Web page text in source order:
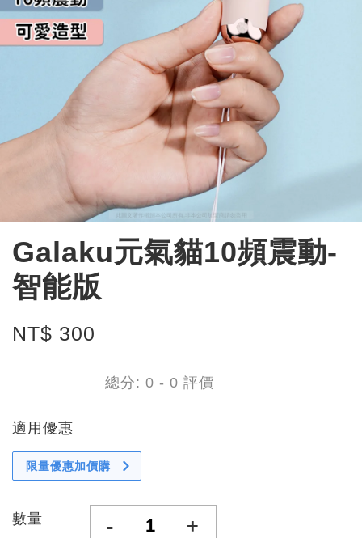
Galaku元氣貓10頻震動-
智能版
NT$ 300
總分: 0 - 0 評價
適用優惠
限量優惠加價購
數量 - +